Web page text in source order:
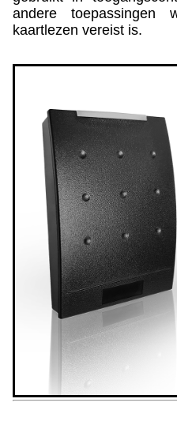
andere toepassingen
kaartlezen vereist is.